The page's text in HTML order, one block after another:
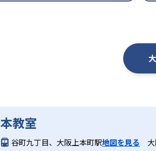
本教室
谷町九丁目、大阪上本町駅地図を見る